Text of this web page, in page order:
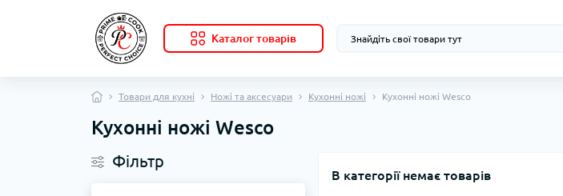
Каталог товарів
Товари для кухні Ножі та аксесуари Кухонні ножі Кухонні ножі Wesco
Кухонні ножі Wesco
Фільтр
В категорії немає товарів